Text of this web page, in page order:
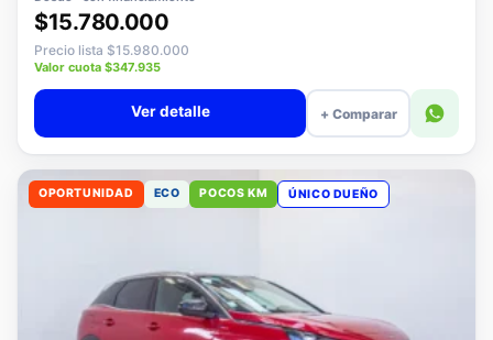
Desde · con financiamiento
$15.780.000
Precio lista $15.980.000
Valor cuota $347.935
+ Comparar
OPORTUNIDAD ECO POCOS KM